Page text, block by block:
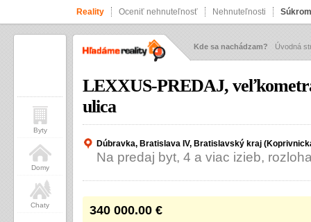
Reality Oceniť nehnuteľnosť Nehnuteľnosti
Kde sa nachádzam? Úvodná
LEXXUS-PREDAJ,
ulica
Dúbravka, Bratislava IV, Bratislavský kraj
Na predaj byt, 4 a viac izieb,
340 000.00 €
Byty
Domy
Chaty